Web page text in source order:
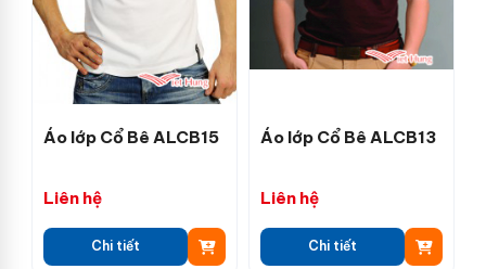
Áo lớp Cổ Bê ALCB15
Liên hệ
Chi tiết
Áo lớp Cổ Bê ALCB13
Liên hệ
Chi tiết